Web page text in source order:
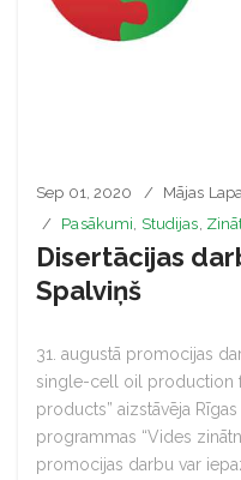
Sep 01, 2020
Mājas
Pasākumi Studijas
Disertācijas
Spalviņš
31. augustā promocijas
single-cell oil production
products” aizstāvēja
programmas “Vides
promocijas darbu var